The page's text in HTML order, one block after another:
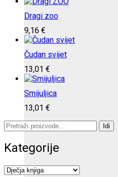
Dragi zoo
9,16 €
Čudan svijet
13,01 €
Smijuljica
13,01 €
Pretraži:
Idi
Kategorije